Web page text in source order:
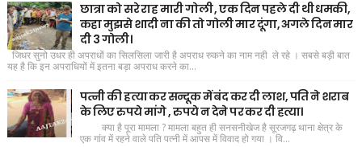
छात्रा को सरे राह मारी गोली , एक दिन पहले दी थी धमकी,
कहा मुझसे शादी ना की तो गोली मार दूंगा, अगले दिन मार
दी 3 गोली।
जिधर सुनो उधर ही अपराधों का सिलसिला जारी है अपराध रुकने का नाम नही ले रहे । सबसे बड़ी बात
यह है कि इन अपराधियों में इतना बड़ा अपराध करने का...
पत्नी की हत्या कर सन्दूक में बंद कर दी लाश, पति ने शराब
के लिए रुपये मांगे , रुपये न देने पर कर दी हत्या।
क्या है पूरा मामला ? मामला बहुत ही सनसनीखेज है सूरजगढ़ थाना क्षेत्र के
एक गांव में रहने वाले पति पत्नी में आपस में विवाद हो गया । वि...